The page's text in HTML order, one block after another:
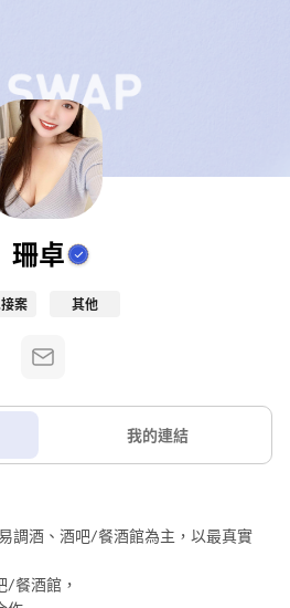
珊卓
案 其他
我的連結
調酒、酒吧/餐酒館為主，以最真實
/餐酒館，